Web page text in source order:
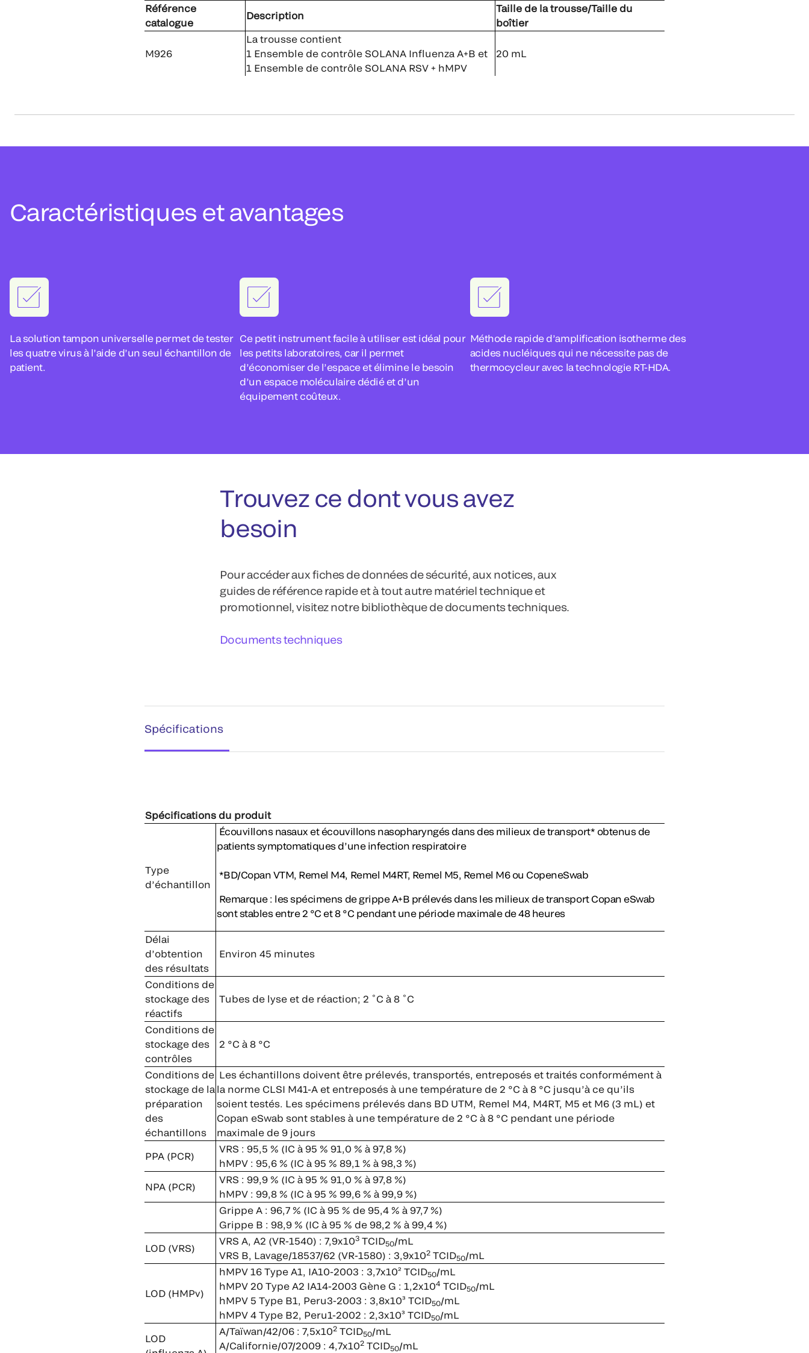
Référence
catalogue
Description
Taille de la trousse/Taille du
boîtier
M926
La trousse contient
1 Ensemble de contrôle SOLANA Influenza A+B et
1 Ensemble de contrôle SOLANA RSV + hMPV
20 mL
Caractéristiques et avantages
La solution tampon universelle permet de tester
les quatre virus à l’aide d’un seul échantillon de
patient.
Ce petit instrument facile à utiliser est idéal pour
les petits laboratoires, car il permet
d’économiser de l’espace et élimine le besoin
d’un espace moléculaire dédié et d’un
équipement coûteux.
Méthode rapide d’amplification isotherme des
acides nucléiques qui ne nécessite pas de
thermocycleur avec la technologie RT-HDA.
Trouvez ce dont vous avez
besoin
Pour accéder aux fiches de données de sécurité, aux notices, aux
guides de référence rapide et à tout autre matériel technique et
promotionnel, visitez notre bibliothèque de documents techniques.
Documents techniques
Spécifications
Spécifications du produit
Type
d’échantillon
Écouvillons nasaux et écouvillons nasopharyngés dans des milieux de transport* obtenus de
patients symptomatiques d’une infection respiratoire
*BD/Copan VTM, Remel M4, Remel M4RT, Remel M5, Remel M6 ou CopeneSwab
Remarque : les spécimens de grippe A+B prélevés dans les milieux de transport Copan eSwab
sont stables entre 2 °C et 8 °C pendant une période maximale de 48 heures
Délai
d’obtention
des résultats
Environ 45 minutes
Conditions de
stockage des
réactifs
Tubes de lyse et de réaction; 2 ˚C à 8 ˚C
Conditions de
stockage des
contrôles
2 °C à 8 °C
Conditions de
stockage de la
préparation
des
échantillons
Les échantillons doivent être prélevés, transportés, entreposés et traités conformément à
la norme CLSI M41-A et entreposés à une température de 2 °C à 8 °C jusqu’à ce qu’ils
soient testés. Les spécimens prélevés dans BD UTM, Remel M4, M4RT, M5 et M6 (3 mL) et
Copan eSwab sont stables à une température de 2 °C à 8 °C pendant une période
maximale de 9 jours
PPA (PCR)
VRS : 95,5 % (IC à 95 % 91,0 % à 97,8 %)
hMPV : 95,6 % (IC à 95 % 89,1 % à 98,3 %)
NPA (PCR)
VRS : 99,9 % (IC à 95 % 91,0 % à 97,8 %)
hMPV : 99,8 % (IC à 95 % 99,6 % à 99,9 %)
Grippe A : 96,7 % (IC à 95 % de 95,4 % à 97,7 %)
Grippe B : 98,9 % (IC à 95 % de 98,2 % à 99,4 %)
LOD (VRS)
VRS A, A2 (VR-1540) : 7,9x103 TCID50/mL
VRS B, Lavage/18537/62 (VR-1580) : 3,9x102 TCID50/mL
LOD (HMPv)
hMPV 16 Type A1, IA10-2003 : 3,7x10² TCID50/mL
hMPV 20 Type A2 IA14-2003 Gène G : 1,2x104 TCID50/mL
hMPV 5 Type B1, Peru3-2003 : 3,8x10³ TCID50/mL
hMPV 4 Type B2, Peru1-2002 : 2,3x10³ TCID50/mL
LOD
A/Taïwan/42/06 : 7,5x102 TCID50/mL
A/Californie/07/2009 : 4,7x102 TCID50/mL